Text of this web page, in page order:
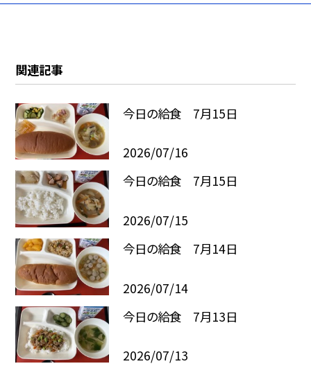
関連記事
今日の給食 7月15日
2026/07/16
今日の給食 7月15日
2026/07/15
今日の給食 7月14日
2026/07/14
今日の給食 7月13日
2026/07/13